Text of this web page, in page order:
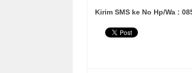
Kirim SMS ke No Hp/Wa :